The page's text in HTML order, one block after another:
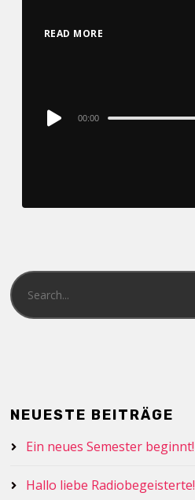
READ MORE
Audio
00:00
NEUESTE BEITRÄGE
Ein neues Semester beginnt!
Hallo liebe Radiobegeisterte!